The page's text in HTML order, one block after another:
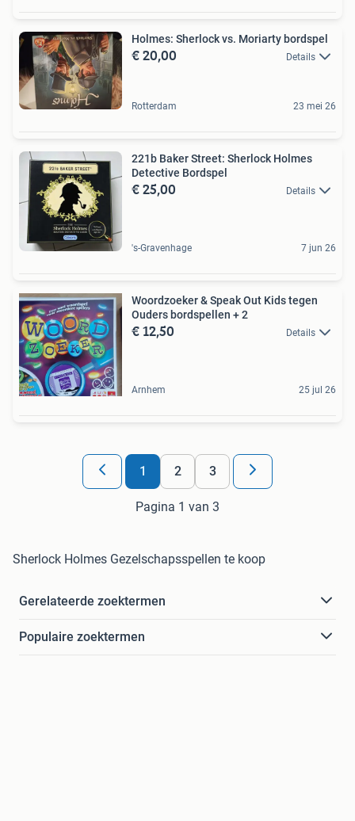
Holmes: Sherlock vs. Moriarty bordspel
€ 20,00 Details
Rotterdam 23 mei 26
221b Baker Street: Sherlock Holmes
Detective Bordspel
€ 25,00 Details
's-Gravenhage 7 jun 26
Woordzoeker & Speak Out Kids tegen
Ouders bordspellen + 2
€ 12,50 Details
Arnhem 25 jul 26
1 2 3
Pagina 1 van 3
Sherlock Holmes Gezelschapsspellen te koop
Gerelateerde zoektermen
Populaire zoektermen